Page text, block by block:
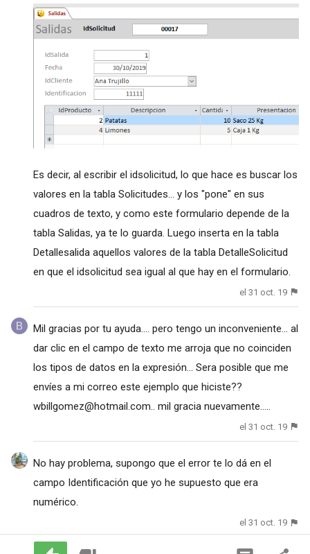
Es decir, al escribir el idsolicitud, lo que hace es buscar los
valores en la tabla Solicitudes... y los "pone" en sus
cuadros de texto, y como este formulario depende de la
tabla Salidas, ya te lo guarda. Luego inserta en la tabla
Detallesalida aquellos valores de la tabla DetalleSolicitud
en que el idsolicitud sea igual al que hay en el formulario.
el 31 oct. 19
Mil gracias por tu ayuda.... pero tengo un inconveniente... al
dar clic en el campo de texto me arroja que no coinciden
los tipos de datos en la expresión... Sera posible que me
envíes a mi correo este ejemplo que hiciste??
wbillgomez@hotmail.com.. mil gracia nuevamente.....
el 31 oct. 19
No hay problema, supongo que el error te lo dá en el
campo Identificación que yo he supuesto que era
numérico.
el 31 oct. 19